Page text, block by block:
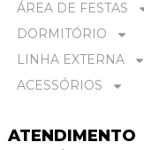
ÁREA DE FESTAS
DORMITÓRIO
LINHA EXTERNA
ACESSÓRIOS
ATENDIMENTO